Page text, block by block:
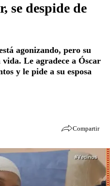
se despide de
agonizando, pero su
Le agradece a Óscar
y le pide a su esposa
Compartir